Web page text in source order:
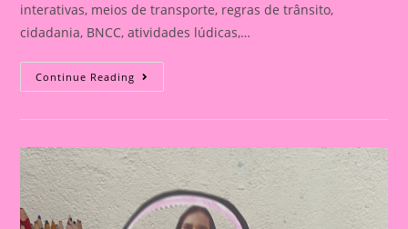
interativas, meios de transporte, regras de trânsito,
cidadania, BNCC, atividades lúdicas,…
Continue Reading ATIVIDADE
INTERATIVA
O
E
TRÂNSITO
PARA
EDUCAÇÃO
INFANTIL